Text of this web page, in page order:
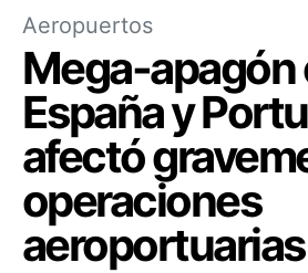
Aeropuertos
Mega-apagón
España y
afectó
operaciones
aeroportuarias